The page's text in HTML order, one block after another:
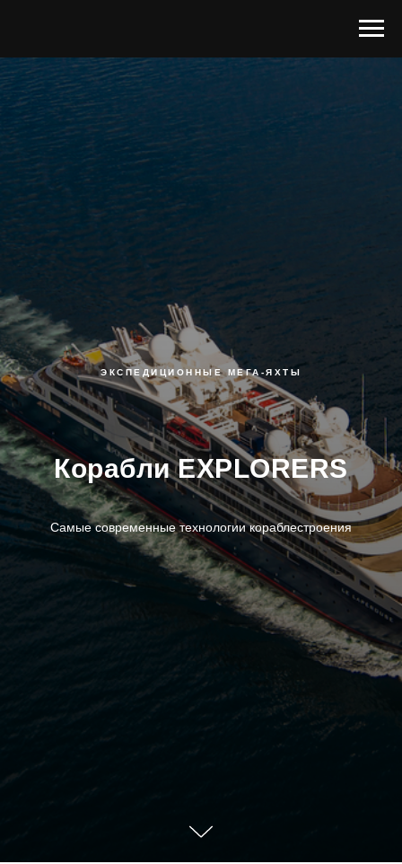
ЭКСПЕДИЦИОННЫЕ МЕГА-ЯХТЫ
Корабли EXPLORERS
Самые современные технологии кораблестроения